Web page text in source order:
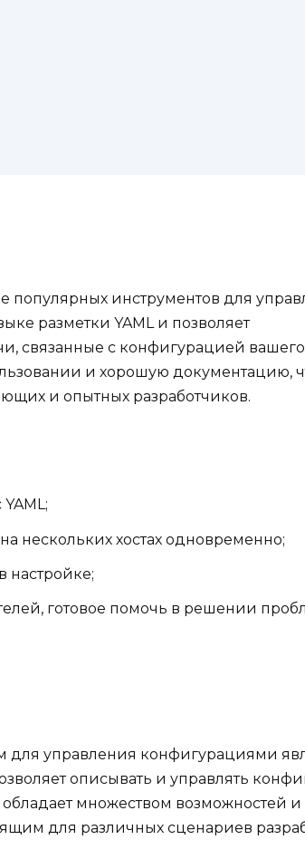
популярных инструментов для
разметки YAML и позволяет
связанные с конфигурацией
и хорошую документацию,
и опытных разработчиков.
нескольких хостах одновременно;
настройке;
готовое помочь в решении
управления конфигурациями
описывать и управлять
множеством возможностей и
для различных сценариев